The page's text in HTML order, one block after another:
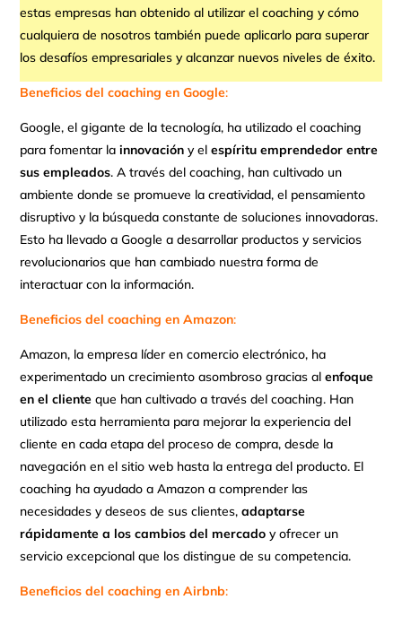
estas empresas han obtenido al utilizar el coaching y cómo
cualquiera de nosotros también puede aplicarlo para superar
los desafíos empresariales y alcanzar nuevos niveles de éxito.
Beneficios del coaching en Google:
Google, el gigante de la tecnología, ha utilizado el coaching
para fomentar lainnovación y elespíritu emprendedor entre
sus empleados. A través del coaching, han cultivado un
ambiente donde se promueve la creatividad, el pensamiento
disruptivo y la búsqueda constante de soluciones innovadoras.
Esto ha llevado a Google a desarrollar productos y servicios
revolucionarios que han cambiado nuestra forma de
interactuar con la información.
Beneficios del coaching en Amazon:
Amazon, la empresa líder en comercio electrónico, ha
experimentado un crecimiento asombroso gracias alenfoque
en el cliente que han cultivado a través del coaching. Han
utilizado esta herramienta para mejorar la experiencia del
cliente en cada etapa del proceso de compra, desde la
navegación en el sitio web hasta la entrega del producto. El
coaching ha ayudado a Amazon a comprender las
necesidades y deseos de sus clientes,adaptarse
rápidamente a los cambios del mercado y ofrecer un
servicio excepcional que los distingue de su competencia.
Beneficios del coaching en Airbnb: